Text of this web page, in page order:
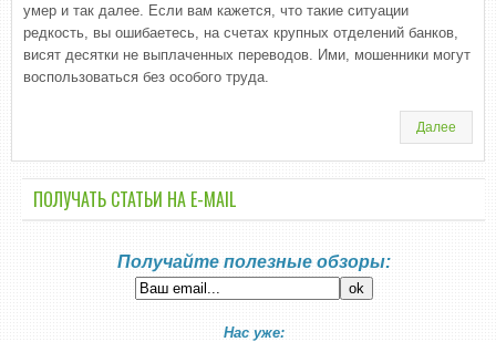
умер и так далее. Если вам кажется, что такие ситуации
редкость, вы ошибаетесь, на счетах крупных отделений банков,
висят десятки не выплаченных переводов. Ими, мошенники могут
воспользоваться без особого труда.
Далее
ПОЛУЧАТЬ СТАТЬИ НА E-MАIL
Получайте полезные обзоры:
Нас уже: